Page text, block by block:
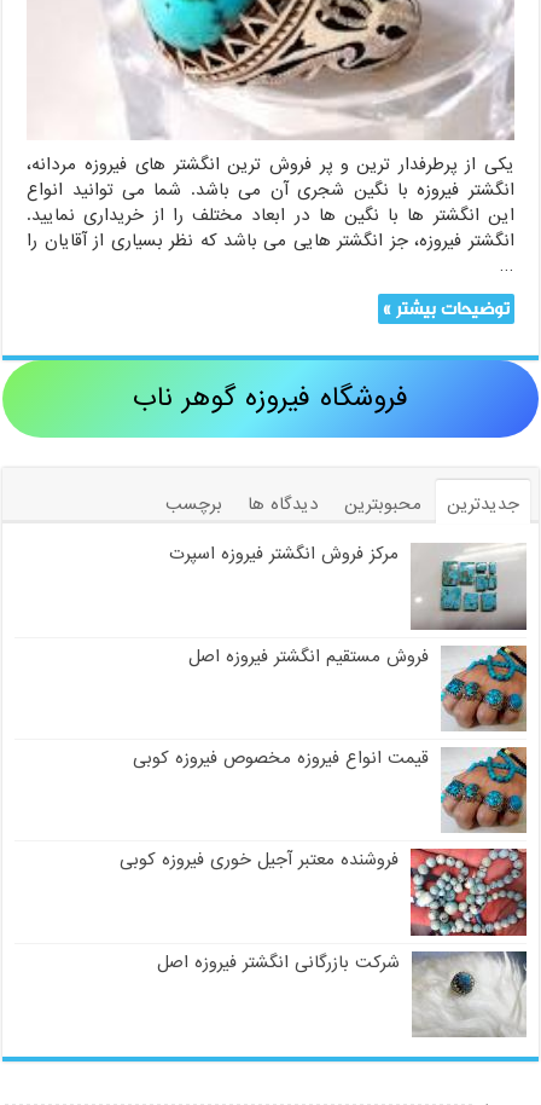
یکی از پرطرفدار ترین و پر فروش ترین انگشتر های فیروزه مردانه،
انگشتر فیروزه با نگین شجری آن می باشد. شما می توانید انواع
این انگشتر ها با نگین ها در ابعاد مختلف را از خریداری نمایید.
انگشتر فیروزه، جز انگشتر هایی می باشد که نظر بسیاری از آقایان را
…
توضیحات بیشتر »
فروشگاه فیروزه گوهر ناب
جدیدترین محبوبترین دیدگاه ها
برچسب
مرکز فروش انگشتر فیروزه اسپرت
فروش مستقیم انگشتر فیروزه اصل
قیمت انواع فیروزه مخصوص فیروزه کوبی
فروشنده معتبر آجیل خوری فیروزه کوبی
شرکت بازرگانی انگشتر فیروزه اصل